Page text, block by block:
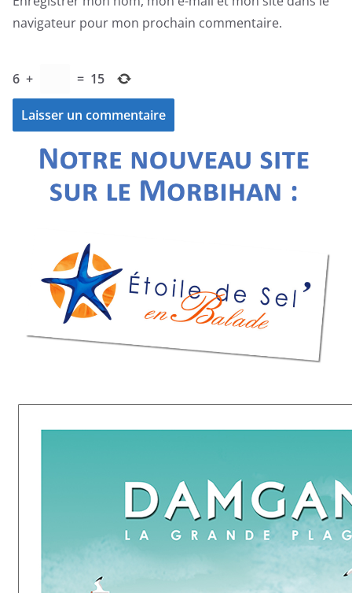
navigateur pour mon prochain commentaire.
6 + = 15